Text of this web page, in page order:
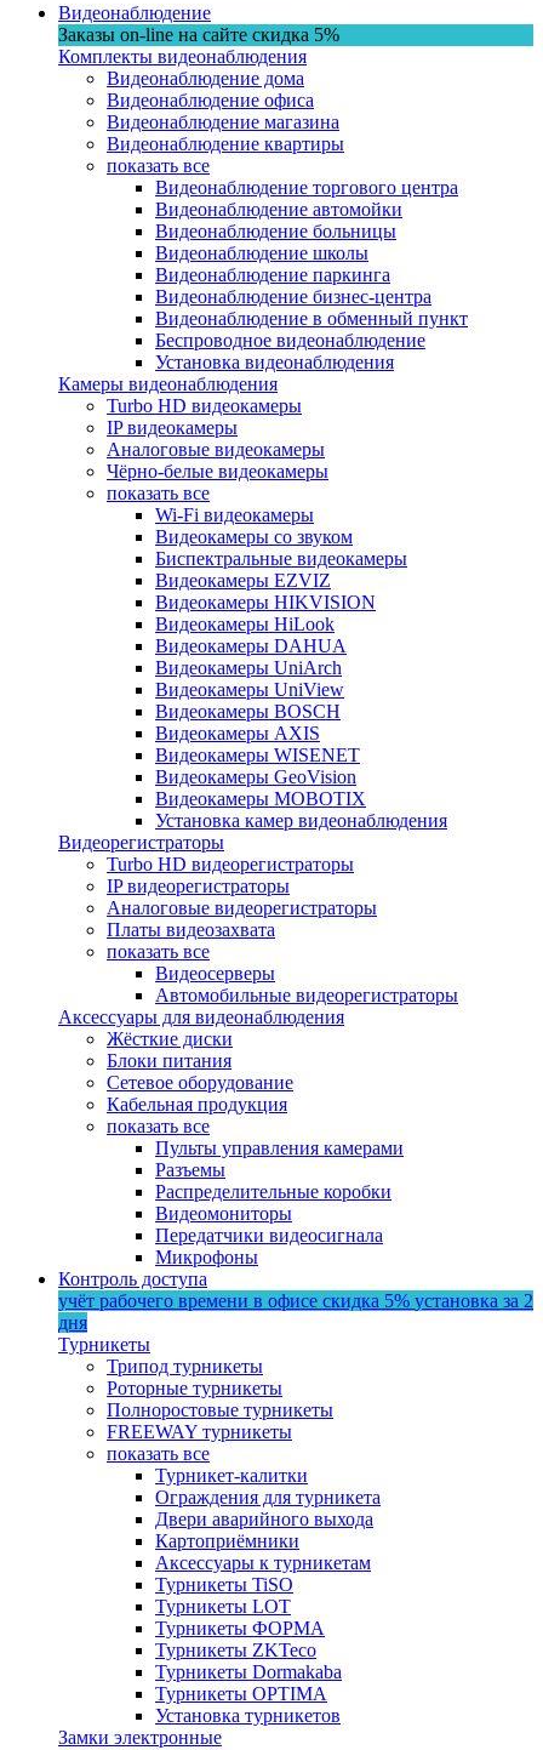
Видеонаблюдение
Заказы on-line на сaйте скидка 5%
Комплекты видеонаблюдения
Видеонаблюдение дома
Видеонаблюдение офиса
Видеонаблюдение магазина
Видеонаблюдение квартиры
показать все
Видеонаблюдение торгового центра
Видеонаблюдение автомойки
Видеонаблюдение больницы
Видеонаблюдение школы
Видеонаблюдение паркинга
Видеонаблюдение бизнес-центра
Видеонаблюдение в обменный пункт
Беспроводное видеонаблюдение
Установка видеонаблюдения
Камеры видеонаблюдения
Turbo HD видеокамеры
IP видеокамеры
Аналоговые видеокамеры
Чёрно-белые видеокамеры
показать все
Wi-Fi видеокамеры
Видеокамеры со звуком
Биспектральные видеокамеры
Видеокамеры EZVIZ
Видеокамеры HIKVISION
Видеокамеры HiLook
Видеокамеры DAHUA
Видеокамеры UniArch
Видеокамеры UniView
Видеокамеры BOSCH
Видеокамеры AXIS
Видеокамеры WISENET
Видеокамеры GeoVision
Видеокамеры MOBOTIX
Установка камер видеонаблюдения
Видеорегистраторы
Turbo HD видеорегистраторы
IP видеорегистраторы
Аналоговые видеорегистраторы
Платы видеозахвата
показать все
Видеосерверы
Автомобильные видеорегистраторы
Аксессуары для видеонаблюдения
Жёсткие диски
Блоки питания
Сетевое оборудование
Кабельная продукция
показать все
Пульты управления камерами
Разъемы
Распределительные коробки
Видеомониторы
Передатчики видеосигнала
Микрофоны
Контроль доступа
учёт рабочего времени в офисе скидка 5% установка за 2
дня
Турникеты
Трипод турникеты
Роторные турникеты
Полноростовые турникеты
FREEWAY турникеты
показать все
Турникет-калитки
Ограждения для турникета
Двери аварийного выхода
Картоприёмники
Аксессуары к турникетам
Турникеты TiSO
Турникеты LOT
Турникеты ФОРМА
Турникеты ZKTeco
Турникеты Dormakaba
Турникеты OPTIMA
Установка турникетов
Замки электронные